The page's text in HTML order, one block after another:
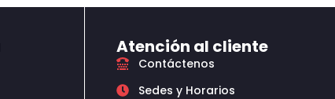
Atención al cliente
Contáctenos
Sedes y Horarios